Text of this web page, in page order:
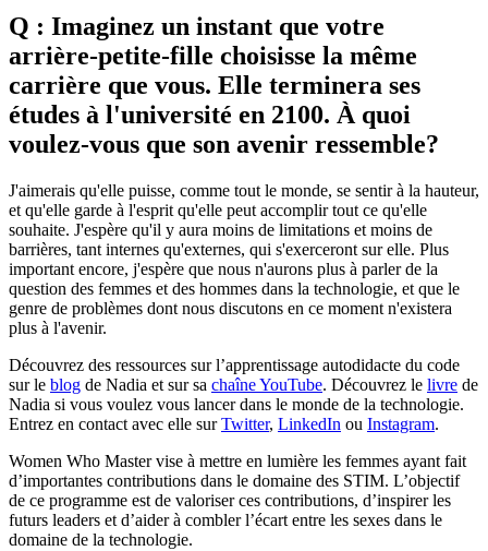
Q : Imaginez un instant que votre
arrière-petite-fille choisisse la même
carrière que vous. Elle terminera ses
études à l'université en 2100. À quoi
voulez-vous que son avenir ressemble?
J'aimerais qu'elle puisse, comme tout le monde, se sentir à la hauteur,
et qu'elle garde à l'esprit qu'elle peut accomplir tout ce qu'elle
souhaite. J'espère qu'il y aura moins de limitations et moins de
barrières, tant internes qu'externes, qui s'exerceront sur elle. Plus
important encore, j'espère que nous n'aurons plus à parler de la
question des femmes et des hommes dans la technologie, et que le
genre de problèmes dont nous discutons en ce moment n'existera
plus à l'avenir.
Découvrez des ressources sur l’apprentissage autodidacte du code
sur le blog de Nadia et sur sa chaîne YouTube. Découvrez le livre de
Nadia si vous voulez vous lancer dans le monde de la technologie.
Entrez en contact avec elle surTwitter, LinkedIn ou Instagram.
Women Who Master vise à mettre en lumière les femmes ayant fait
d’importantes contributions dans le domaine des STIM. L’objectif
de ce programme est de valoriser ces contributions, d’inspirer les
futurs leaders et d’aider à combler l’écart entre les sexes dans le
domaine de la technologie.